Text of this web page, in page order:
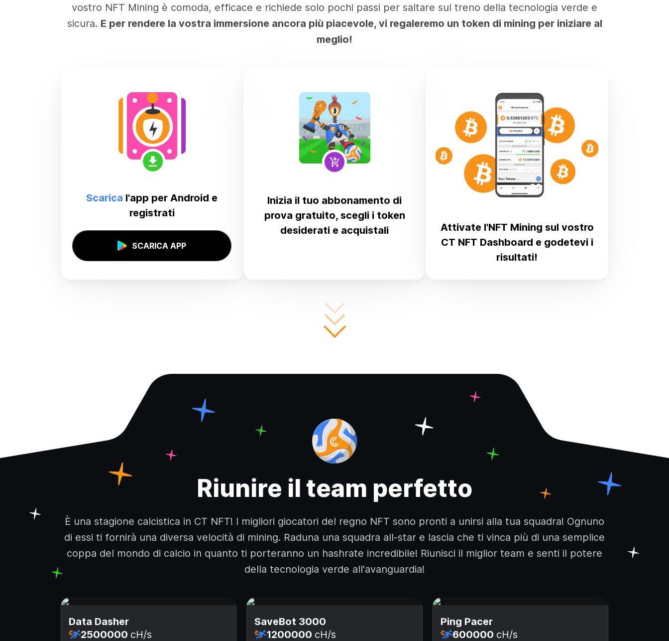
vostro NFT Mining è comoda, efficace e richiede solo pochi passi per saltare sul treno della tecnologia verde e
sicura. E per rendere la vostra immersione ancora più piacevole, vi regaleremo un token di mining per iniziare al
meglio!
Scarica l'app per Android e
registrati
SCARICA APP
Inizia il tuo abbonamento di
prova gratuito, scegli i token
desiderati e acquistali
Attivate l'NFT Mining sul vostro
CT NFT Dashboard e godetevi i
risultati!
Riunire il team perfetto
È una stagione calcistica in CT NFT! I migliori giocatori del regno NFT sono pronti a unirsi alla tua squadra! Ognuno
di essi ti fornirà una diversa velocità di mining. Raduna una squadra all-star e lascia che ti vinca più di una semplice
coppa del mondo di calcio in quanto ti porteranno un hashrate incredibile! Riunisci il miglior team e senti il potere
della tecnologia verde all'avanguardia!
Data Dasher
2500000 cH/s
SaveBot 3000
1200000 cH/s
Ping Pacer
600000 cH/s